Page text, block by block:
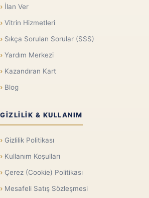
İlan Ver
Vitrin Hizmetleri
Sıkça Sorulan Sorular (SSS)
Yardım Merkezi
Kazandıran Kart
Blog
GIZLILIK & KULLANIM
Gizlilik Politikası
Kullanım Koşulları
Çerez (Cookie) Politikası
Mesafeli Satış Sözleşmesi